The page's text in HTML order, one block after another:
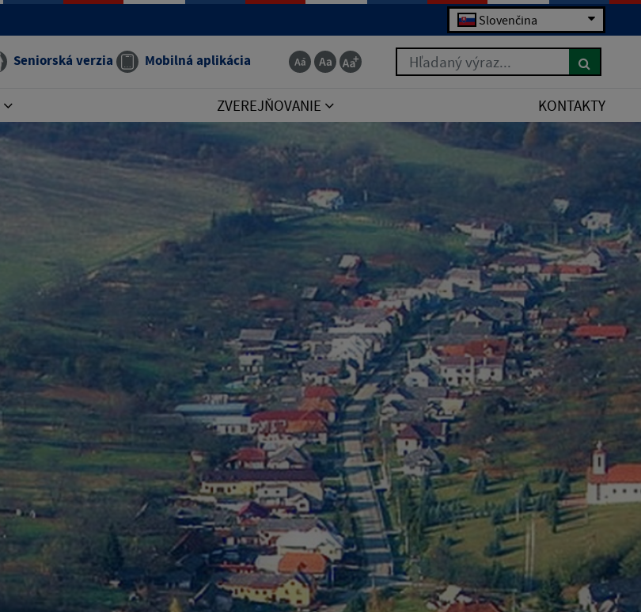
Slovenčina
Seniorská verzia Mobilná aplikácia Hľadaný výraz...
ZVEREJŇOVANIE KONTAKTY